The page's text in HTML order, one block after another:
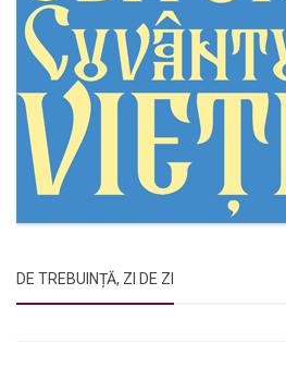
DE TREBUINȚĂ, ZI DE ZI